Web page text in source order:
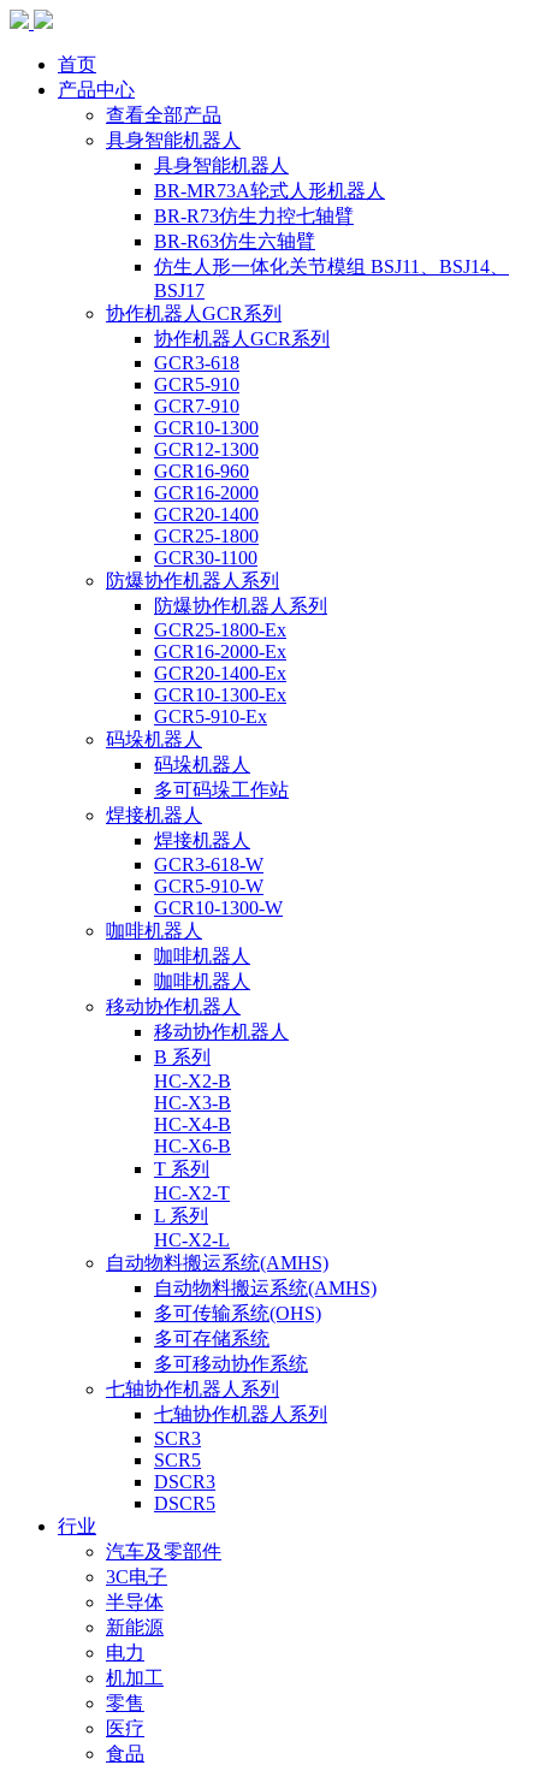
首页
产品中心
查看全部产品
具身智能机器人
具身智能机器人
BR-MR73A轮式人形机器人
BR-R73仿生力控七轴臂
BR-R63仿生六轴臂
仿生人形一体化关节模组 BSJ11、BSJ14、
BSJ17
协作机器人GCR系列
协作机器人GCR系列
GCR3-618
GCR5-910
GCR7-910
GCR10-1300
GCR12-1300
GCR16-960
GCR16-2000
GCR20-1400
GCR25-1800
GCR30-1100
防爆协作机器人系列
防爆协作机器人系列
GCR25-1800-Ex
GCR16-2000-Ex
GCR20-1400-Ex
GCR10-1300-Ex
GCR5-910-Ex
码垛机器人
码垛机器人
多可码垛工作站
焊接机器人
焊接机器人
GCR3-618-W
GCR5-910-W
GCR10-1300-W
咖啡机器人
咖啡机器人
咖啡机器人
移动协作机器人
移动协作机器人
B 系列
HC-X2-B
HC-X3-B
HC-X4-B
HC-X6-B
T 系列
HC-X2-T
L 系列
HC-X2-L
自动物料搬运系统(AMHS)
自动物料搬运系统(AMHS)
多可传输系统(OHS)
多可存储系统
多可移动协作系统
七轴协作机器人系列
七轴协作机器人系列
SCR3
SCR5
DSCR3
DSCR5
行业
汽车及零部件
3C电子
半导体
新能源
电力
机加工
零售
医疗
食品